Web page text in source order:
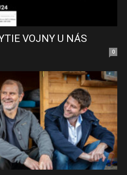
VOJNY U NÁS
0